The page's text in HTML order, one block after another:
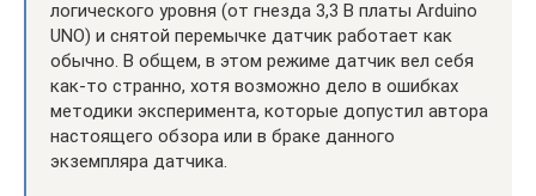
логического уровня (от гнезда 3,3 В платы Arduino
UNO) и снятой перемычке датчик работает как
обычно. В общем, в этом режиме датчик вел себя
как-то странно, хотя возможно дело в ошибках
методики эксперимента, которые допустил автора
настоящего обзора или в браке данного
экземпляра датчика.